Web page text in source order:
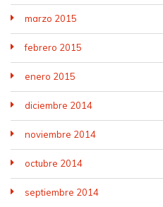
marzo 2015
febrero 2015
enero 2015
diciembre 2014
noviembre 2014
octubre 2014
septiembre 2014